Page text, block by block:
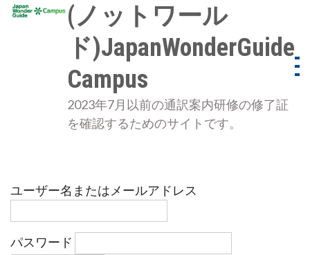
Skip
(ノットワール
ド)JapanWonderGuide
Campus
2023年7月以前の通訳案内研修の修了証
を確認するためのサイトです。
ユーザー名またはメールアドレス
パスワード